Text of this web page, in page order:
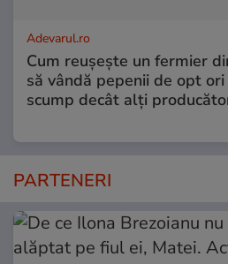
Adevarul.ro
Cum reușește un fermier
să vândă pepenii de opt
scump decât alți
PARTENERI